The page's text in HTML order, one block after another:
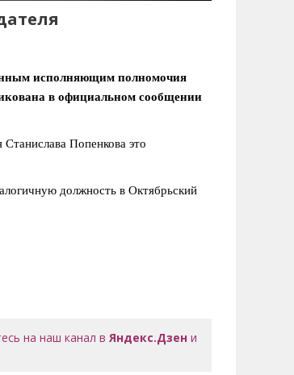
исполняющим полномочия
в официальном сообщении
Попенкова это
должность в Октябрьский
на наш канал вЯндекс.Дзен и